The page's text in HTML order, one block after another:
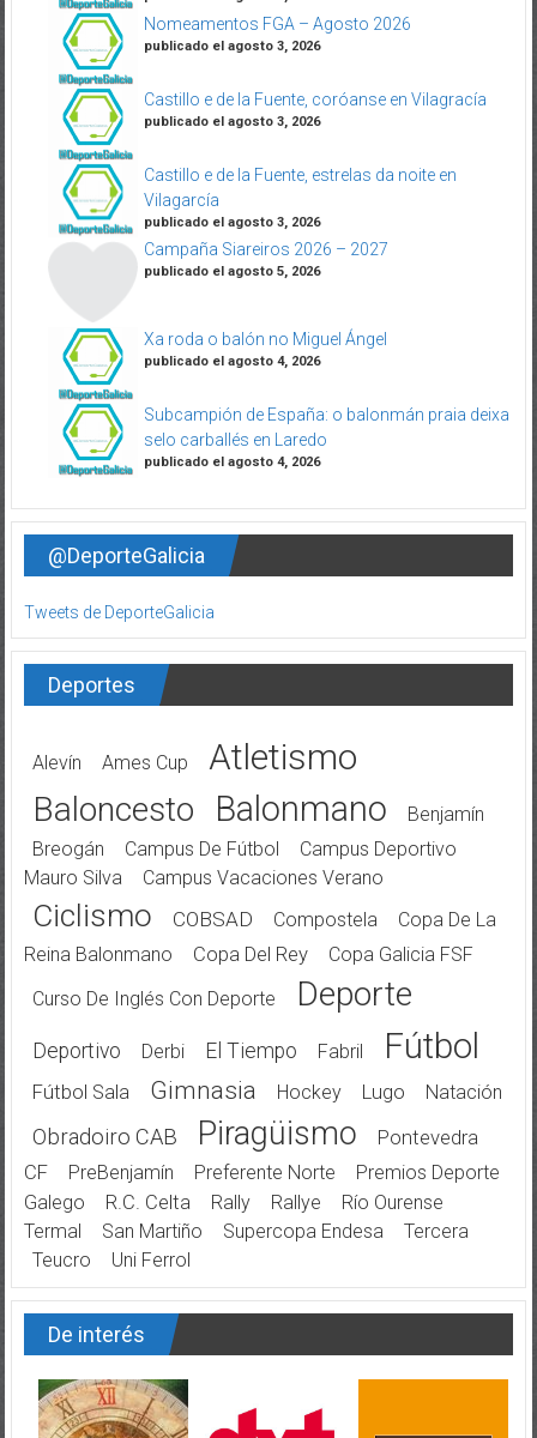
Nomeamentos FGA – Agosto 2026
publicado el agosto 3, 2026
Castillo e de la Fuente, coróanse en Vilagracía
publicado el agosto 3, 2026
Castillo e de la Fuente, estrelas da noite en
Vilagarcía
publicado el agosto 3, 2026
Campaña Siareiros 2026 – 2027
publicado el agosto 5, 2026
Xa roda o balón no Miguel Ángel
publicado el agosto 4, 2026
Subcampión de España: o balonmán praia deixa
selo carballés en Laredo
publicado el agosto 4, 2026
@DeporteGalicia
Tweets de DeporteGalicia
Deportes
Alevín Ames Cup Atletismo
Baloncesto Balonmano
Benjamín
Breogán
Campus De Fútbol
Campus Deportivo
Mauro Silva
Campus Vacaciones Verano
Ciclismo COBSAD Compostela
Copa De La
Reina Balonmano
Copa Del Rey
Copa Galicia FSF
Curso De Inglés Con Deporte
Deporte
Deportivo Derbi El Tiempo Fabril Fútbol
Fútbol Sala Gimnasia Hockey Lugo Natación
Obradoiro CAB Piragüismo
Pontevedra
CF
PreBenjamín Preferente Norte
Premios Deporte
Galego
R.C. Celta Rally Rallye
Río Ourense
Termal
San Martiño Supercopa Endesa
Tercera
Teucro
Uni Ferrol
De interés